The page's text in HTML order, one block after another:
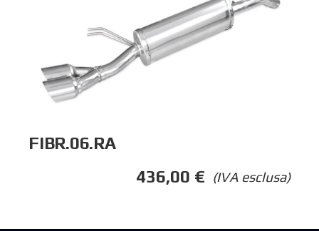
FIBR.06.RA
(IVA esclusa)
436,00 €